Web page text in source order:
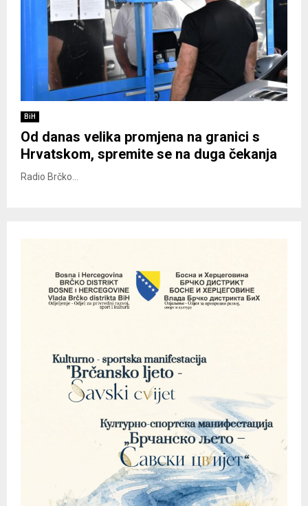
BiH
Od danas velika promjena na granici s
Hrvatskom, spremite se na duga čekanja
Radio Brčko...